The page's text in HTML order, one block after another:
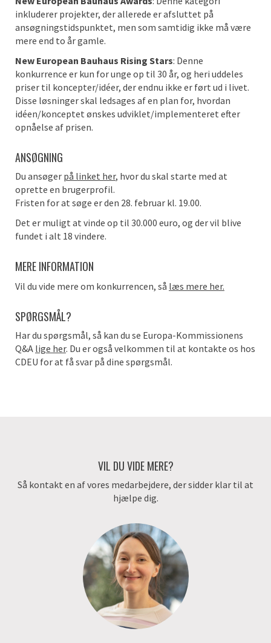
inkluderer projekter, der allerede er afsluttet på
ansøgningstidspunktet, men som samtidig ikke må være
mere end to år gamle.
New European Bauhaus Rising Stars: Denne
konkurrence er kun for unge op til 30 år, og heri uddeles
priser til koncepter/idéer, der endnu ikke er ført ud i livet.
Disse løsninger skal ledsages af en plan for, hvordan
idéen/konceptet ønskes udviklet/implementeret efter
opnåelse af prisen.
ANSØGNING
Du ansøger på linket her, hvor du skal starte med at
oprette en brugerprofil.
Fristen for at søge er den 28. februar kl. 19.00.
Det er muligt at vinde op til 30.000 euro, og der vil blive
fundet i alt 18 vindere.
MERE INFORMATION
Vil du vide mere om konkurrencen, så læs mere her.
SPØRGSMÅL?
Har du spørgsmål, så kan du se Europa-Kommissionens
Q&A lige her. Du er også velkommen til at kontakte os hos
CDEU for at få svar på dine spørgsmål.
VIL DU VIDE MERE?
Så kontakt en af vores medarbejdere, der sidder klar til at
hjælpe dig.